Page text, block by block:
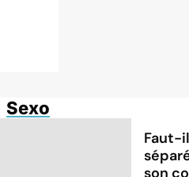
Sexo
Faut-
son